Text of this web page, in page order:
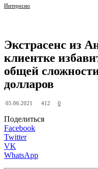
Интересно
Экстрасенс из
клиентке
общей
долларов
05.06.2021 412 0
Поделиться
Facebook
Twitter
VK
WhatsApp